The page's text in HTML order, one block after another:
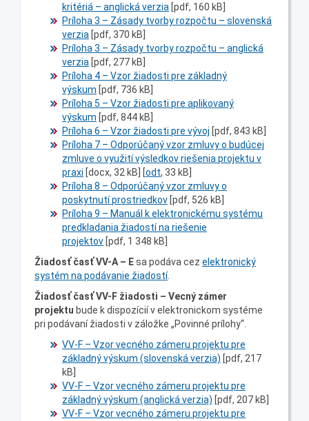
kritériá – anglická verzia [pdf, 160 kB]
Príloha 3 – Zásady tvorby rozpočtu – slovenská
verzia [pdf, 370 kB]
Príloha 3 – Zásady tvorby rozpočtu – anglická
verzia [pdf, 277 kB]
Príloha 4 – Vzor žiadosti pre základný
výskum [pdf, 736 kB]
Príloha 5 – Vzor žiadosti pre aplikovaný
výskum [pdf, 844 kB]
Príloha 6 – Vzor žiadosti pre vývoj [pdf, 843 kB]
Príloha 7 – Odporúčaný vzor zmluvy o budúcej
zmluve o využití výsledkov riešenia projektu v
praxi [docx, 32 kB] [odt, 33 kB]
Príloha 8 – Odporúčaný vzor zmluvy o
poskytnutí prostriedkov [pdf, 526 kB]
Príloha 9 – Manuál k elektronickému systému
predkladania žiadostí na riešenie
projektov [pdf, 1 348 kB]
Žiadosť časť VV-A – Esa podáva cez elektronický
systém na podávanie žiadostí.
Žiadosť časť VV-F žiadosti – Vecný zámer
projektu bude k dispozícií v elektronickom systéme
pri podávaní žiadosti v záložke „Povinné prílohy“.
VV-F – Vzor vecného zámeru projektu pre
základný výskum (slovenská verzia) [pdf, 217
kB]
VV-F – Vzor vecného zámeru projektu pre
základný výskum (anglická verzia) [pdf, 207 kB]
VV-F – Vzor vecného zámeru projektu pre